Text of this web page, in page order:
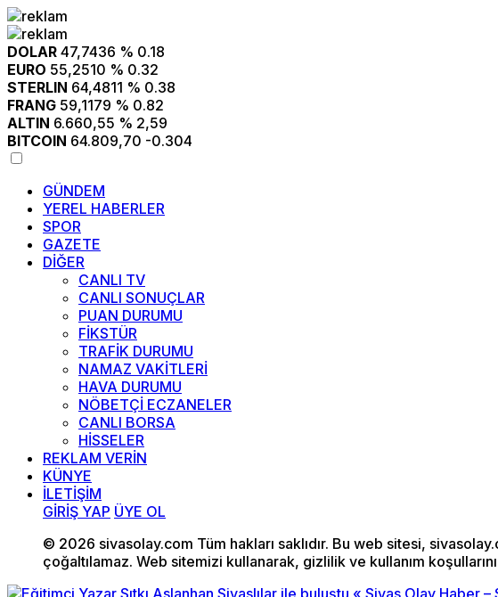
DOLAR 47,7436 % 0.18
EURO 55,2510 % 0.32
STERLIN 64,4811 % 0.38
FRANG 59,1179 % 0.82
ALTIN 6.660,55 % 2,59
BITCOIN 64.809,70 -0.304
GÜNDEM
YEREL HABERLER
SPOR
GAZETE
DİĞER
CANLI TV
CANLI SONUÇLAR
PUAN DURUMU
FİKSTÜR
TRAFİK DURUMU
NAMAZ VAKİTLERİ
HAVA DURUMU
NÖBETÇİ ECZANELER
CANLI BORSA
HİSSELER
REKLAM VERİN
KÜNYE
İLETİŞİM
GİRİŞ YAP ÜYE OL
© 2026 sivasolay.com Tüm hakları saklıdır. Bu web sitesi,
çoğaltılamaz. Web sitemizi kullanarak, gizlilik ve kullanım